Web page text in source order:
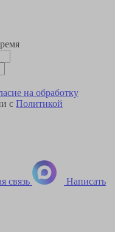
на обработку
с Политикой
связь Написать